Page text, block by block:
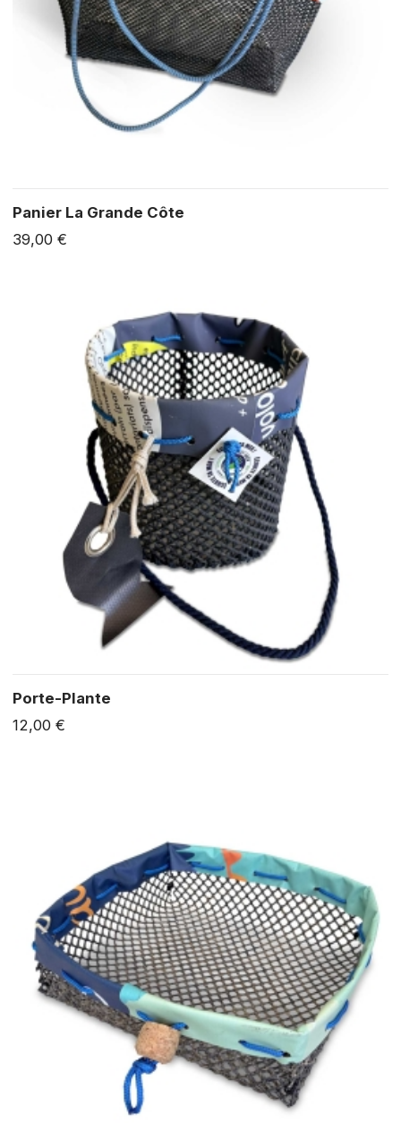
Panier La Grande Côte
39,00 €
Porte-Plante
12,00 €